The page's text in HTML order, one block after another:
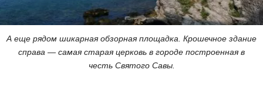
А еще рядом шикарная обзорная площадка. Крошечное здание
справа — самая старая церковь в городе построенная в
честь Святого Савы.